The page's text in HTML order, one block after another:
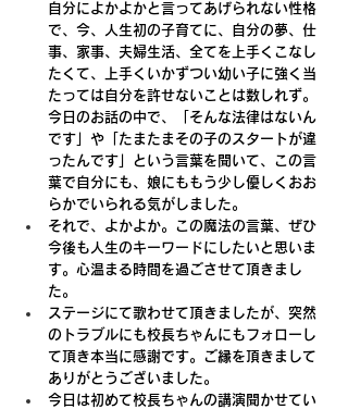
自分によかよかと言ってあげられない性格
で、今、人生初の子育てに、自分の夢、仕
事、家事、夫婦生活、全てを上手くこなし
たくて、上手くいかずつい幼い子に強く当
たっては自分を許せないことは数しれず。
今日のお話の中で、「そんな法律はないん
です」や「たまたまその子のスタートが違
ったんです」という言葉を聞いて、この言
葉で自分にも、娘にももう少し優しくおお
らかでいられる気がしました。
それで、よかよか。この魔法の言葉、ぜひ
今後も人生のキーワードにしたいと思いま
す。心温まる時間を過ごさせて頂きまし
た。
ステージにて歌わせて頂きましたが、突然
のトラブルにも校長ちゃんにもフォローし
て頂き本当に感謝です。ご縁を頂きまして
ありがとうございました。
今日は初めて校長ちゃんの講演聞かせてい